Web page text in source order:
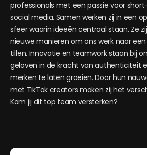
professionals met een passie voor
social media. Samen werken zij in een
sfeer waarin ideeën centraal staan. Ze
nieuwe manieren om ons werk naar
tillen. Innovatie en teamwork staan bij
geloven in de kracht van authenticiteit
merken te laten groeien. Door hun
met TikTok creators maken zij het
Kom jij dit top team versterken?